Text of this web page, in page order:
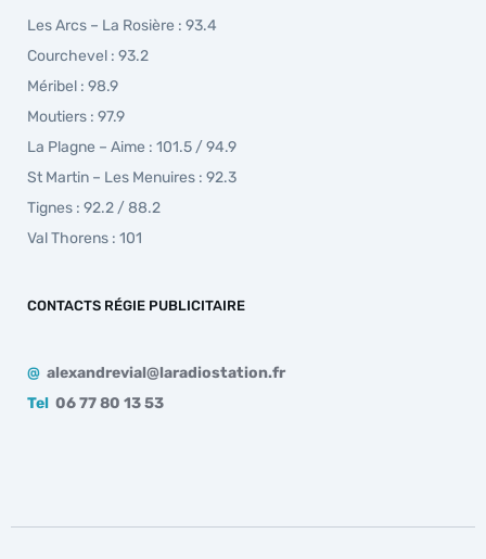
Les Arcs – La Rosière : 93.4
Courchevel : 93.2
Méribel : 98.9
Moutiers : 97.9
La Plagne – Aime : 101.5 / 94.9
St Martin – Les Menuires : 92.3
Tignes : 92.2 / 88.2
Val Thorens : 101
CONTACTS RÉGIE PUBLICITAIRE
@ alexandrevial@laradiostation.fr
Tel 06 77 80 13 53